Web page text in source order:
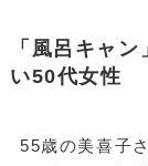
「風呂キャ
い50代女性
55歳の美喜子